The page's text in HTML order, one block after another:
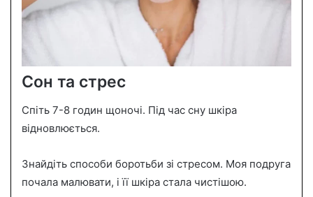
Сон та стрес
Спіть 7-8 годин щоночі. Під час сну шкіра
відновлюється.
Знайдіть способи боротьби зі стресом. Моя подруга
почала малювати, і її шкіра стала чистішою.